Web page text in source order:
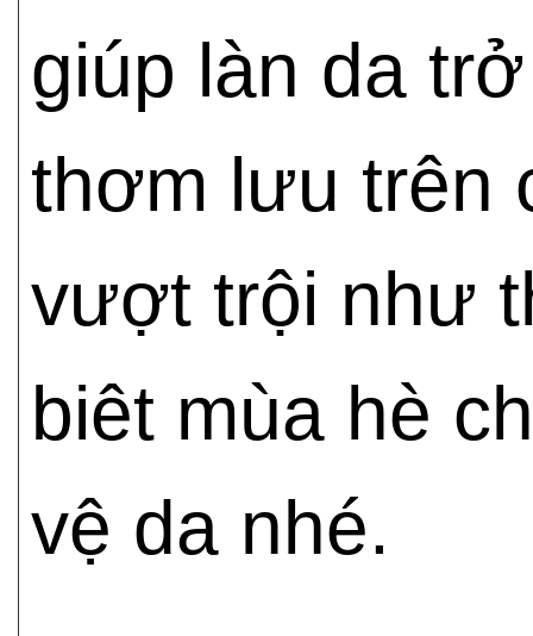
giúp làn da
thơm lưu trên
vượt trội như
biêt mùa hè
vệ da nhé.